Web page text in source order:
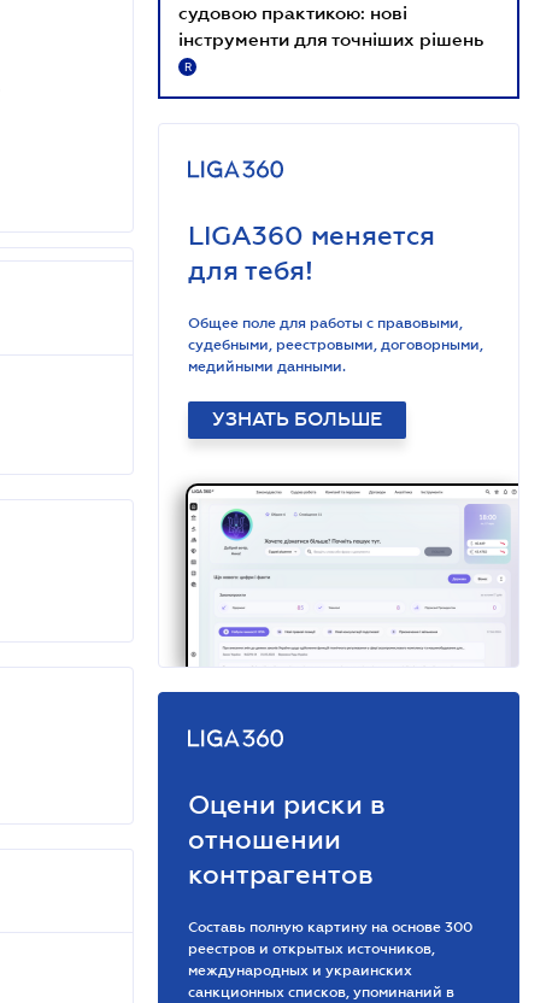
судовою практикою: нові
інструменти для точніших рішень
R
LIGA360 меняется
для тебя!
Общее поле для работы с правовыми,
судебными, реестровыми, договорными,
медийными данными.
УЗНАТЬ БОЛЬШЕ
Оцени риски в
отношении
контрагентов
Составь полную картину на основе 300
реестров и открытых источников,
международных и украинских
санкционных списков, упоминаний в